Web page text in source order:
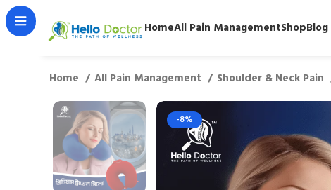
HomeAll Pain ManagementShopBlog
Home All Pain Management Shoulder & Neck Pain
-8%